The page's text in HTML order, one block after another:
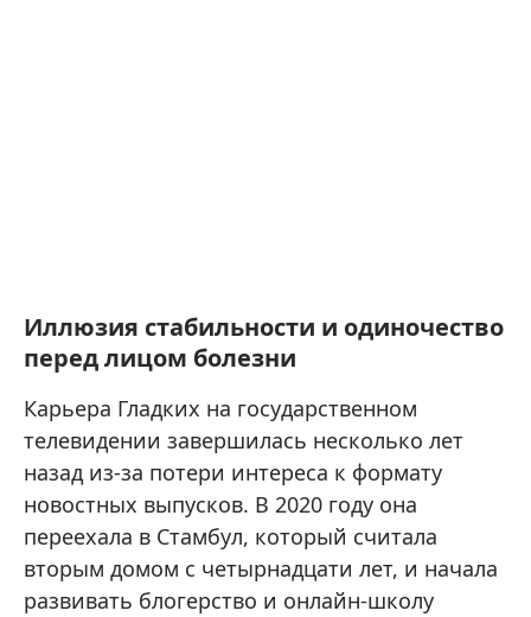
Иллюзия стабильности и одиночество
перед лицом болезни
Карьера Гладких на государственном
телевидении завершилась несколько лет
назад из-за потери интереса к формату
новостных выпусков. В 2020 году она
переехала в Стамбул, который считала
вторым домом с четырнадцати лет, и начала
развивать блогерство и онлайн-школу